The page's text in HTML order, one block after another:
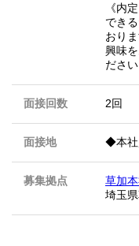
《内
でき
おりま
興味
ださい
面接回数 2回
面接地 ◆本社
募集拠点
草加
埼玉